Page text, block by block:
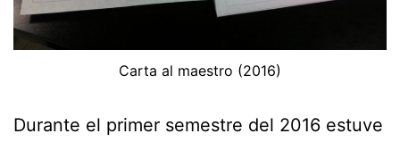
Carta al maestro (2016)
Durante el primer semestre del 2016 estuve